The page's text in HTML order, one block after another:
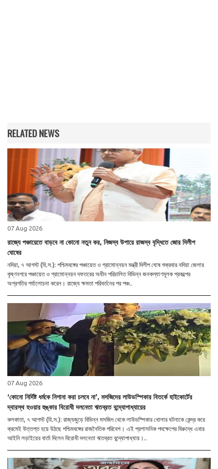
RELATED NEWS
07 Aug 2026
রাজ্যে পঞ্চায়েতে বাড়বে না কোনো নতুন কর, নিজস্ব উপায়ে রাজস্ব বৃদ্ধিতে জোর দিলীপ
ঘোষের
নদিয়া, ৭ আগস্ট (হি.স.): পশ্চিমবঙ্গের পঞ্চায়েত ও গ্রামোন্নয়ন মন্ত্রী দিলীপ ঘোষ শুক্রবার নদিয়া জেলার
কৃষ্ণনগরে পঞ্চায়েত ও গ্রামোন্নয়ন দফতরের অধীন পরিচালিত বিভিন্ন জনকল্যাণমূলক প্রকল্পের
অগ্রগতির পর্যালোচনা করেন। রাজ্যে ক্ষমতা পরিবর্তনের পর পঞ্চ..
07 Aug 2026
‘কোনো নির্দিষ্ট ধর্মকে নিশানা করা চলবে না’, মসজিদের লাউডস্পিকার বিতর্কে হাইকোর্টের
দ্বারস্থ হওয়ার হুঙ্কার বিরোধী দলনেতা ঋতব্রত বন্দ্যোপাধ্যায়ের
কলকাতা, ৭ আগস্ট (হি.স.): রাজ্যজুড়ে বিভিন্ন মসজিদ থেকে লাউডস্পিকার খোলার ঘটনাকে কেন্দ্র করে
ক্রমেই উত্তপ্ত হয়ে উঠছে পশ্চিমবঙ্গের রাজনৈতিক পরিবেশ। এই প্রশাসনিক পদক্ষেপের বিরুদ্ধে এবার
আইনি লড়াইয়ের বার্তা দিলেন বিরোধী দলনেতা ঋতব্রত বন্দ্যোপাধ্যায়।..